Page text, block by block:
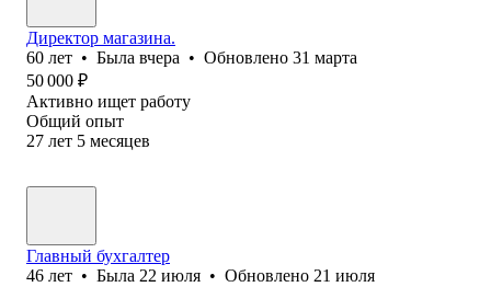
Директор магазина.
60 лет • Была вчера • Обновлено 31 марта
50 000 ₽
Активно ищет работу
Общий опыт
27 лет 5 месяцев
Главный бухгалтер
46 лет • Была 22 июля • Обновлено 21 июля